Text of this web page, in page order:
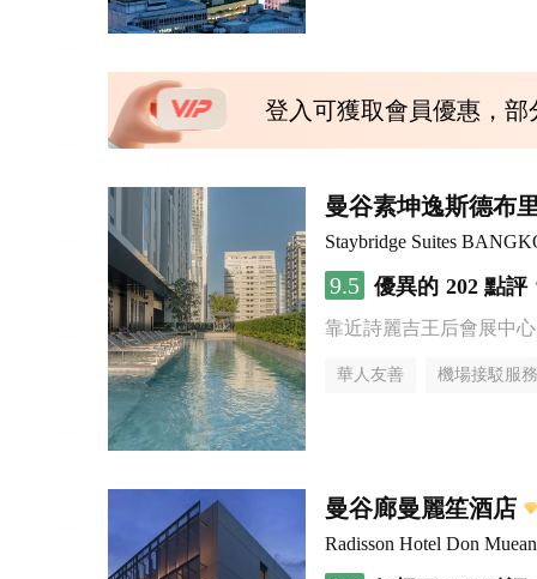
登入可獲取會員優惠，
曼谷素坤逸斯德布
Staybridge Suites
9.5 優異的 202 點評
靠近詩麗吉王后會展中心
華人友善 機場接駁服務
曼谷廊曼麗笙酒店
Radisson Hotel Don